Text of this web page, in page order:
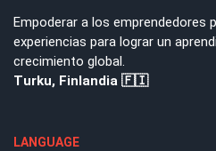
Empoderar a los emprendedores
experiencias para lograr un
crecimiento global.
Turku, Finlandia 🇫🇮
LANGUAGE